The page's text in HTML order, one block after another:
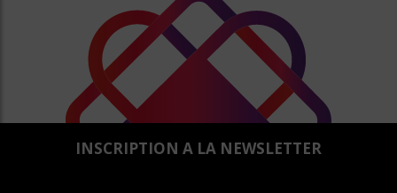
INSCRIPTION A LA NEWSLETTER